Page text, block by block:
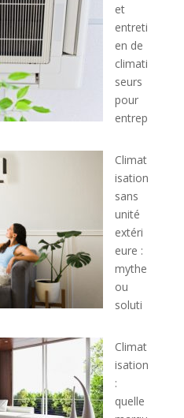
et
entreti
en de
climati
seurs
pour
entrep
Climat
isation
sans
unité
extéri
eure :
mythe
ou
soluti
Climat
isation
:
quelle